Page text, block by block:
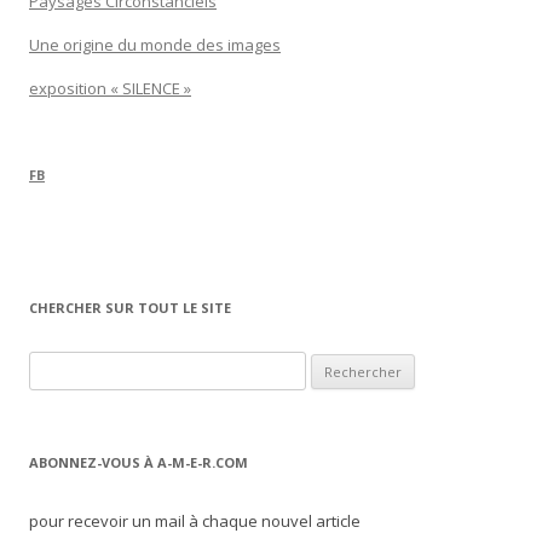
Une origine du monde des images
exposition « SILENCE »
FB
CHERCHER SUR TOUT LE SITE
ABONNEZ-VOUS À A-M-E-R.COM
pour recevoir un mail à chaque nouvel article